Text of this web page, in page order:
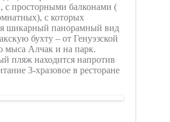
с просторными балконами (
с которых
шикарный панорамный вид
бухту – от Генуэзской
мыса Алчак и на парк.
пляж находится напротив
3-хразовое в ресторане